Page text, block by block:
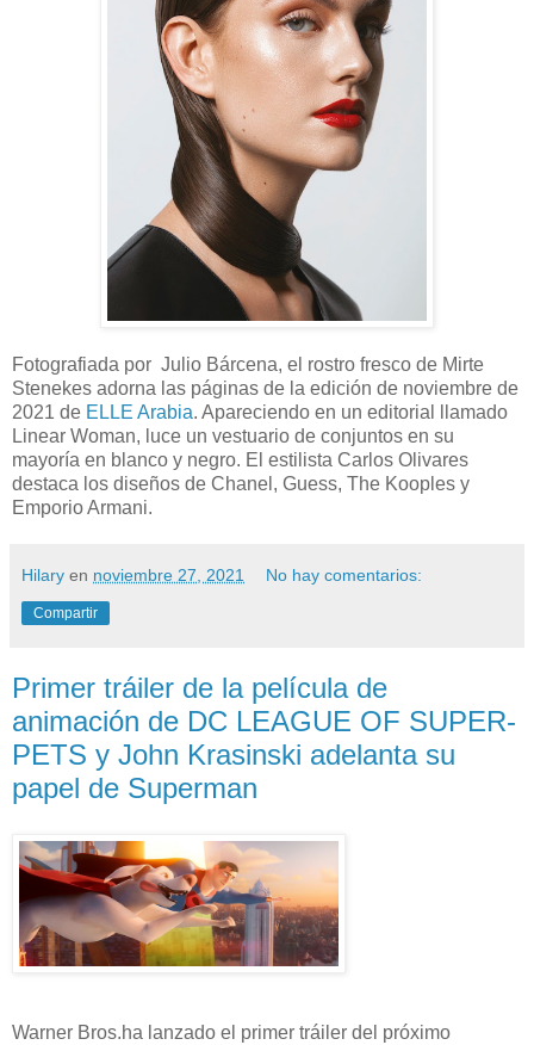
Fotografiada por Julio Bárcena, el rostro fresco de Mirte
Stenekes adorna las páginas de la edición de noviembre de
2021 de ELLE Arabia. Apareciendo en un editorial llamado
Linear Woman, luce un vestuario de conjuntos en su
mayoría en blanco y negro. El estilista Carlos Olivares
destaca los diseños de Chanel, Guess, The Kooples y
Emporio Armani.
Hilary en noviembre 27, 2021 No hay comentarios:
Compartir
Primer tráiler de la película de
animación de DC LEAGUE OF SUPER-
PETS y John Krasinski adelanta su
papel de Superman
Warner Bros.ha lanzado el primer tráiler del próximo